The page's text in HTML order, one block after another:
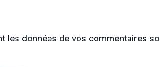
les données de vos commentaires